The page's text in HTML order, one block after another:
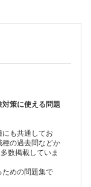
対策に使える問題
も共通してお
種の過去問などか
数掲載していま
ための問題集で